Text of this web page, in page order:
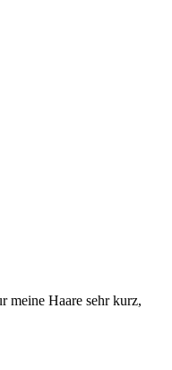
meine Haare sehr kurz,